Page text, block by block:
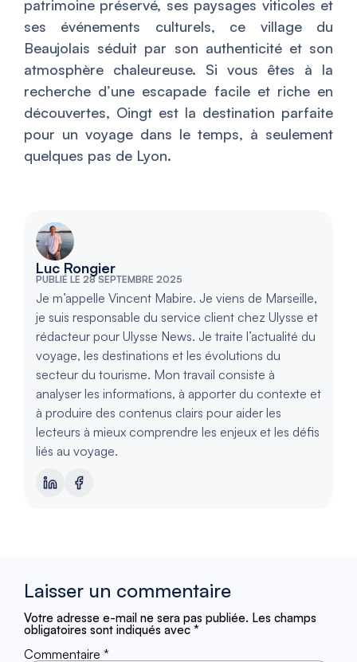
patrimoine préservé, ses paysages viticoles et
ses événements culturels, ce village du
Beaujolais séduit par son authenticité et son
atmosphère chaleureuse. Si vous êtes à la
recherche d’une escapade facile et riche en
découvertes, Oingt est la destination parfaite
pour un voyage dans le temps, à seulement
quelques pas de Lyon.
Luc Rongier
PUBLIÉ LE 28 SEPTEMBRE 2025
Je m’appelle Vincent Mabire. Je viens de Marseille,
je suis responsable du service client chez Ulysse et
rédacteur pour Ulysse News. Je traite l’actualité du
voyage, les destinations et les évolutions du
secteur du tourisme. Mon travail consiste à
analyser les informations, à apporter du contexte et
à produire des contenus clairs pour aider les
lecteurs à mieux comprendre les enjeux et les défis
liés au voyage.
Laisser un commentaire
Votre adresse e-mail ne sera pas publiée. Les champs
obligatoires sont indiqués avec *
Commentaire *